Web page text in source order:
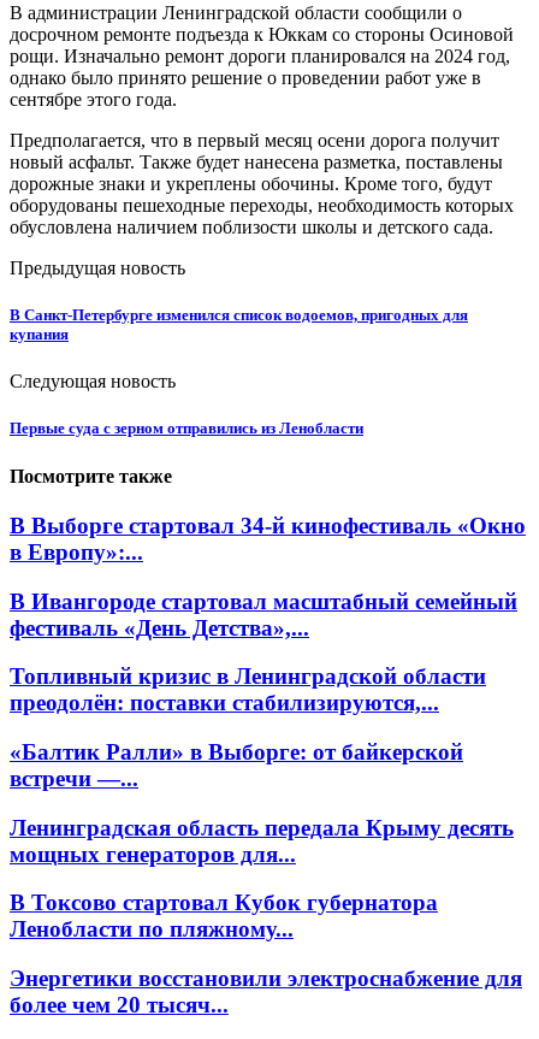
В администрации Ленинградской области сообщили о
досрочном ремонте подъезда к Юккам со стороны Осиновой
рощи. Изначально ремонт дороги планировался на 2024 год,
однако было принято решение о проведении работ уже в
сентябре этого года.
Предполагается, что в первый месяц осени дорога получит
новый асфальт. Также будет нанесена разметка, поставлены
дорожные знаки и укреплены обочины. Кроме того, будут
оборудованы пешеходные переходы, необходимость которых
обусловлена наличием поблизости школы и детского сада.
Предыдущая новость
В Санкт-Петербурге изменился список водоемов, пригодных для
купания
Следующая новость
Первые суда с зерном отправились из Ленобласти
Посмотрите также
В Выборге стартовал 34-й кинофестиваль «Окно
в Европу»:...
В Ивангороде стартовал масштабный семейный
фестиваль «День Детства»,...
Топливный кризис в Ленинградской области
преодолён: поставки стабилизируются,...
«Балтик Ралли» в Выборге: от байкерской
встречи —...
Ленинградская область передала Крыму десять
мощных генераторов для...
В Токсово стартовал Кубок губернатора
Ленобласти по пляжному...
Энергетики восстановили электроснабжение для
более чем 20 тысяч...